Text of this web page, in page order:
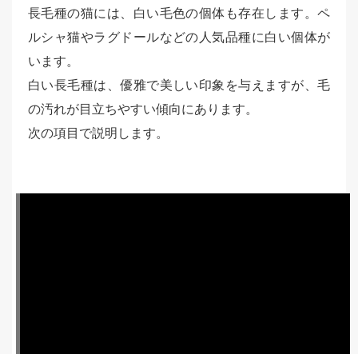
長毛種の猫には、白い毛色の個体も存在します。ペ
ルシャ猫やラグドールなどの人気品種に白い個体が
います。
白い長毛種は、優雅で美しい印象を与えますが、毛
の汚れが目立ちやすい傾向にあります。
次の項目で説明します。